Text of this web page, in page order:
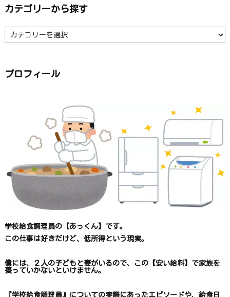
カテゴリーから探す
テ
ゴ
ら
探
プロフィール
学校給食調理員の【あっくん】です。
この仕事は好きだけど、 低所得という現実。
僕には、２人の子どもと妻がいるので、 この【安い給料】で家族を
養っていかないといけません。
『学校給食調理員』についての実際にあったエピソードや、 給食日